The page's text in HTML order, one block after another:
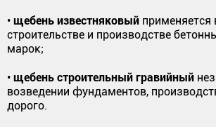
• щебень известняковый
строительстве и производстве
марок;
• щебень строительный гравийный
возведении фундаментов,
дорого.